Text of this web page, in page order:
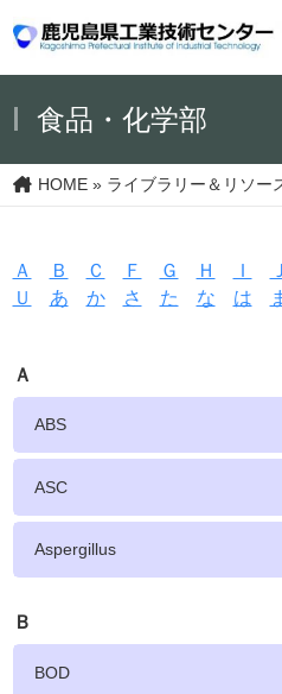
食品・化学部
HOME» ライブラリー＆リソー
Ａ Ｂ Ｃ Ｆ Ｇ Ｈ Ｉ Ｊ
Ｕ
あ か さ た な は
Ａ
ABS
ASC
Aspergillus
Ｂ
BOD